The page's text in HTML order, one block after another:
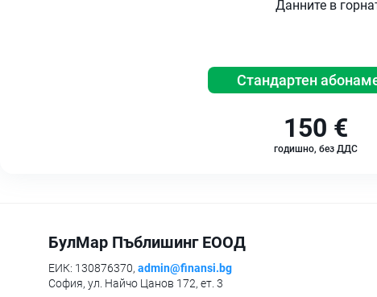
Данните в
Стандартен
150 €
годишно, без ДДС
БулМар Пъблишинг ЕООД
ЕИК: 130876370, admin@finansi.bg
София, ул. Найчо Цанов 172, ет. 3